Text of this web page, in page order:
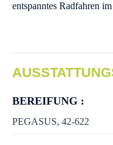
entspanntes Radfahren
BEREIFUNG :
PEGASUS, 42-622